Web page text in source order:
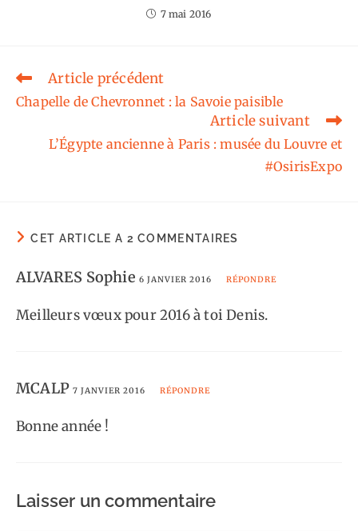
7 mai 2016
Read
articles
Article précédent
Chapelle de Chevronnet : la Savoie paisible
Article suivant
L’Égypte ancienne à Paris : musée du Louvre et
#OsirisExpo
CET ARTICLE A 2 COMMENTAIRES
ALVARES Sophie 6 JANVIER 2016 RÉPONDRE
Meilleurs vœux pour 2016 à toi Denis.
MCALP7 JANVIER 2016 RÉPONDRE
Bonne année !
Laisser un commentaire